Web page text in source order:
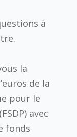
à
la
de la
pour le
avec
fonds